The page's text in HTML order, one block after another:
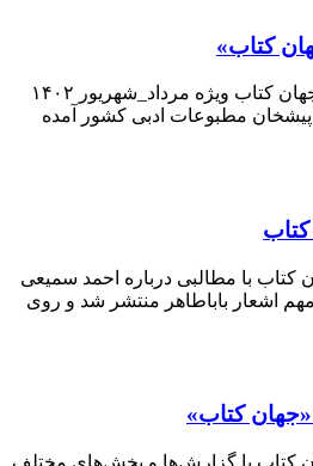
کتاب»
چهارصدمین شماره نشریه جهان کتاب ویژه مرداد_شهریور ۱۴۰۲
مطبوعات ادبی کشور آمده
کتاب با مطالبی درباره احمد سمیعی
اشعار باباطاهر منتشر شد و روی
«جهان کتاب»